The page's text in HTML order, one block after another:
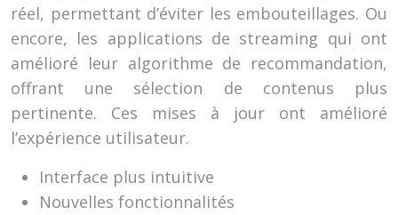
réel, permettant d’éviter les embouteillages. Ou
encore, les applications de streaming qui ont
amélioré leur algorithme de recommandation,
offrant une sélection de contenus plus
pertinente. Ces mises à jour ont amélioré
l’expérience utilisateur.
Interface plus intuitive
Nouvelles fonctionnalités